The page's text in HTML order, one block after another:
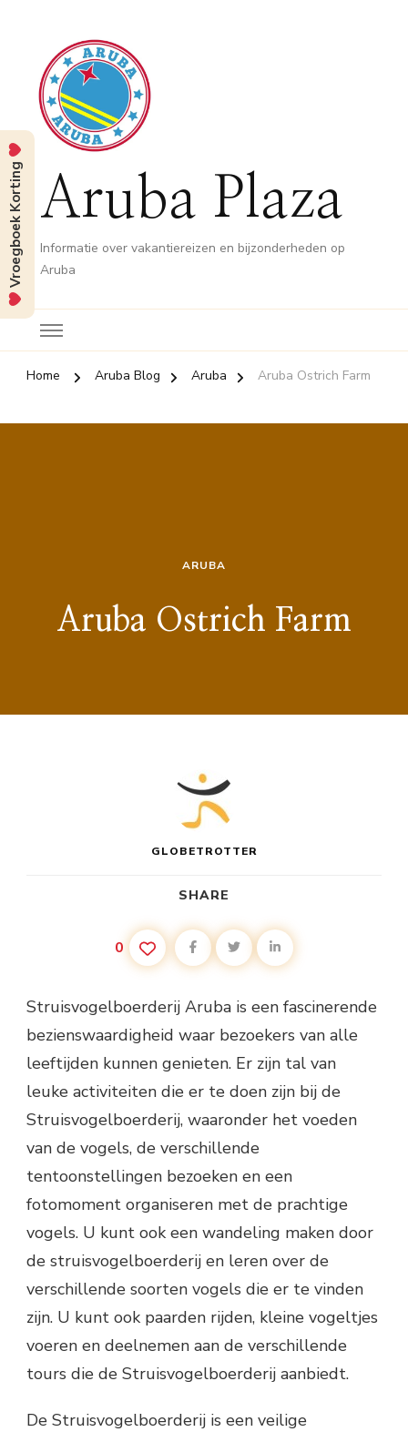
Aruba Plaza
Informatie over vakantiereizen en bijzonderheden op
Aruba
Home Aruba Blog Aruba Aruba Ostrich Farm
ARUBA
Aruba Ostrich Farm
GLOBETROTTER
SHARE
0
Struisvogelboerderij Aruba is een fascinerende
bezienswaardigheid waar bezoekers van alle
leeftijden kunnen genieten. Er zijn tal van
leuke activiteiten die er te doen zijn bij de
Struisvogelboerderij, waaronder het voeden
van de vogels, de verschillende
tentoonstellingen bezoeken en een
fotomoment organiseren met de prachtige
vogels. U kunt ook een wandeling maken door
de struisvogelboerderij en leren over de
verschillende soorten vogels die er te vinden
zijn. U kunt ook paarden rijden, kleine vogeltjes
voeren en deelnemen aan de verschillende
tours die de Struisvogelboerderij aanbiedt.
De Struisvogelboerderij is een veilige
Vroegboek Korting